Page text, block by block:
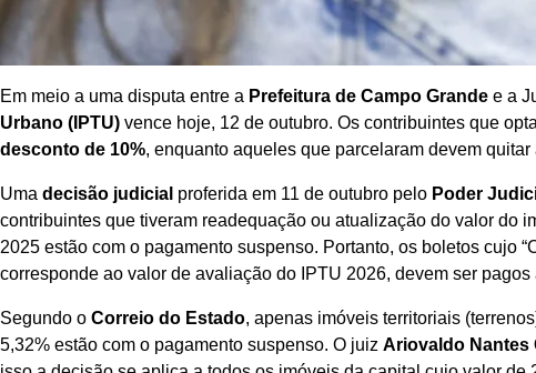
Em meio a uma disputa entre a Prefeitura de Campo Grande e a
Urbano (IPTU) vence hoje, 12 de outubro. Os contribuintes que
desconto de 10%, enquanto aqueles que parcelaram devem
Uma decisão judicial proferida em 11 de outubro pelo Poder
contribuintes que tiveram readequação ou atualização do valor do
2025 estão com o pagamento suspenso. Portanto, os boletos cujo
corresponde ao valor de avaliação do IPTU 2026, devem ser
Segundo o Correio do Estado, apenas imóveis territoriais
5,32% estão com o pagamento suspenso. O juiz Ariovaldo Nantes